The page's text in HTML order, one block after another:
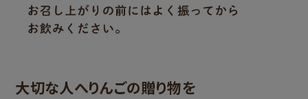
大切な人へりんごの贈り物を